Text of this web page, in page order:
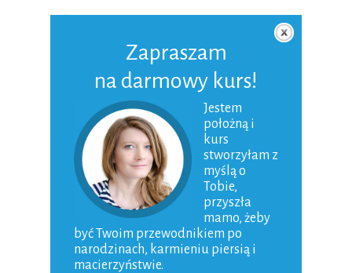
Planowanie ciąży
Niemowlak
Karmienie piersią
Dziecko
Macierzyństwo
Aktualności
Zapraszam
na darmowy kurs!
Jestem
położną i
kurs
stworzyłam z
myślą o
Tobie,
przyszła
mamo, żeby
być Twoim przewodnikiem po
narodzinach, karmieniu piersią i
macierzyństwie.